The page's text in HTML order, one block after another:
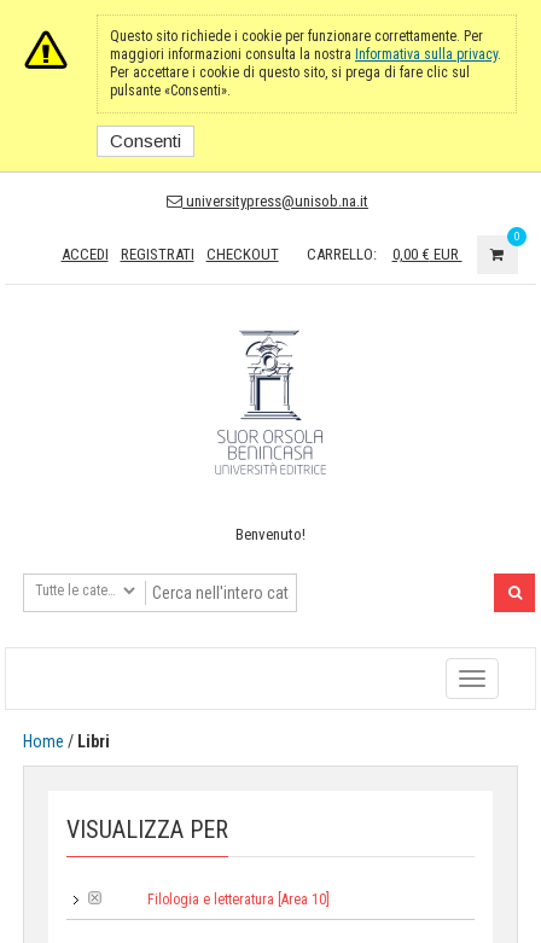
Questo sito richiede i cookie per funzionare correttamente. Per
maggiori informazioni consulta la nostra Informativa sulla privacy.
Per accettare i cookie di questo sito, si prega di fare clic sul
pulsante «Consenti».
Consenti
universitypress@unisob.na.it
ACCEDI REGISTRATI CHECKOUT CARRELLO: 0,00 € EUR
0
Benvenuto!
Toggle
navigation
Home / Libri
VISUALIZZA PER
Filologia e letteratura [Area 10]